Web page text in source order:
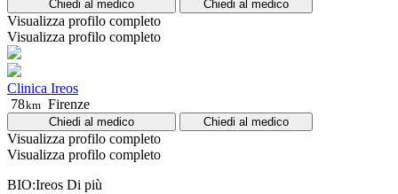
Chiedi al medico Chiedi al medico
Visualizza profilo completo
Visualizza profilo completo
Clinica Ireos
78km Firenze
Chiedi al medico Chiedi al medico
Visualizza profilo completo
Visualizza profilo completo
BIO:Ireos Di più